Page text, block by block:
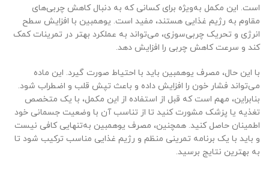
است. این مکمل به‌ویژه برای کسانی که به دنبال کاهش چربی‌های
مقاوم به رژیم غذایی هستند، مفید است. یوهمبین با افزایش سطح
انرژی و تحریک چربی‌سوزی، می‌تواند به عملکرد بهتر در تمرینات کمک
کند و سرعت کاهش چربی را افزایش دهد.
با این حال، مصرف یوهمبین باید با احتیاط صورت گیرد. این ماده
می‌تواند فشار خون را افزایش داده و باعث تپش قلب و اضطراب شود.
بنابراین، مهم است که قبل از استفاده از این مکمل، با یک متخصص
تغذیه یا پزشک مشورت کنید تا از تناسب آن با وضعیت جسمانی خود
اطمینان حاصل کنید. همچنین، مصرف یوهمبین به‌تنهایی کافی نیست
و باید با یک برنامه تمرینی منظم و رژیم غذایی مناسب ترکیب شود تا
به بهترین نتایج برسید.